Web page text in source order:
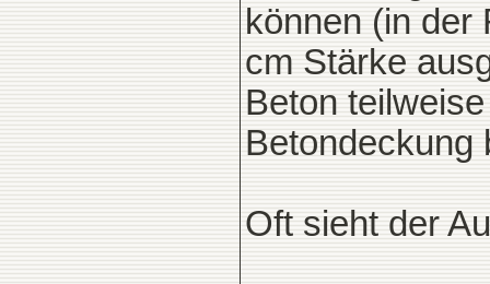
können (in der
cm Stärke
Beton
Betondeckung
Oft sieht der